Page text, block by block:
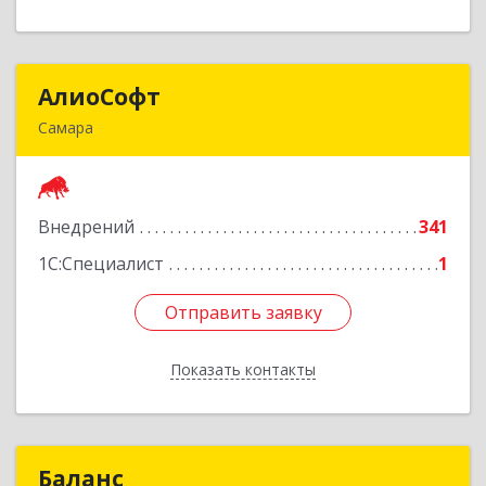
АлиоСофт
Самара
Внедрений
341
1С:Специалист
1
Отправить заявку
Показать контакты
Подробнее
Отправить заявку
Назад
Баланс